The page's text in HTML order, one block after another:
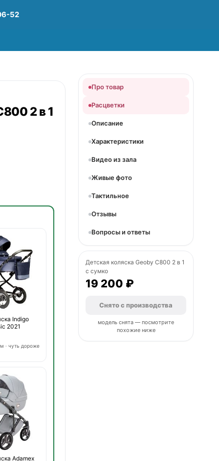
52
2 в 1
Indigo
2021
· чуть дороже
Adamex
Про товар
Расцветки
Описание
Характеристики
Видео из зала
Живые фото
Тактильное
Отзывы
Вопросы и ответы
Детская коляска Geoby C800 2 в 1
с сумко
19 200 ₽
Снято с производства
модель снята — посмотрите
похожие ниже